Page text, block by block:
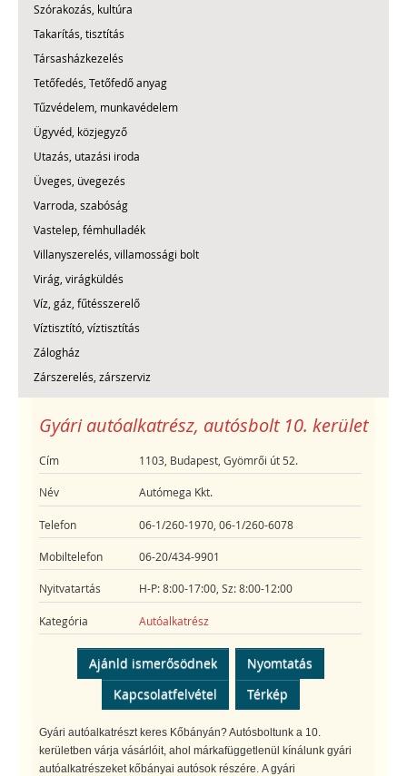
Szórakozás, kultúra
Takarítás, tisztítás
Társasházkezelés
Tetőfedés, Tetőfedő anyag
Tűzvédelem, munkavédelem
Ügyvéd, közjegyző
Utazás, utazási iroda
Üveges, üvegezés
Varroda, szabóság
Vastelep, fémhulladék
Villanyszerelés, villamossági bolt
Virág, virágküldés
Víz, gáz, fűtésszerelő
Víztisztító, víztisztítás
Zálogház
Zárszerelés, zárszerviz
Gyári autóalkatrész, autósbolt 10. kerület
Cím 1103, Budapest, Gyömrői út 52.
Név Autómega Kkt.
Telefon 06-1/260-1970, 06-1/260-6078
Mobiltelefon 06-20/434-9901
Nyitvatartás H-P: 8:00-17:00, Sz: 8:00-12:00
Kategória Autóalkatrész
Ajánld ismerősödnek
Nyomtatás
Kapcsolatfelvétel
Térkép
Gyári autóalkatrészt keres Kőbányán? Autósboltunk a 10.
kerületben várja vásárlóit, ahol márkafüggetlenül kínálunk gyári
autóalkatrészeket kőbányai autósok részére. A gyári